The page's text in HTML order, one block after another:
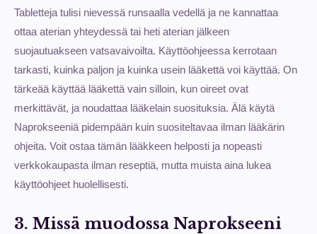
Tabletteja tulisi nievessä runsaalla vedellä ja ne kannattaa
ottaa aterian yhteydessä tai heti aterian jälkeen
suojautuakseen vatsavaivoilta. Käyttöohjeessa kerrotaan
tarkasti, kuinka paljon ja kuinka usein lääkettä voi käyttää. On
tärkeää käyttää lääkettä vain silloin, kun oireet ovat
merkittävät, ja noudattaa lääkelain suosituksia. Älä käytä
Naprokseeniä pidempään kuin suositeltavaa ilman lääkärin
ohjeita. Voit ostaa tämän lääkkeen helposti ja nopeasti
verkkokaupasta ilman reseptiä, mutta muista aina lukea
käyttöohjeet huolellisesti.
3. Missä muodossa Naprokseeni